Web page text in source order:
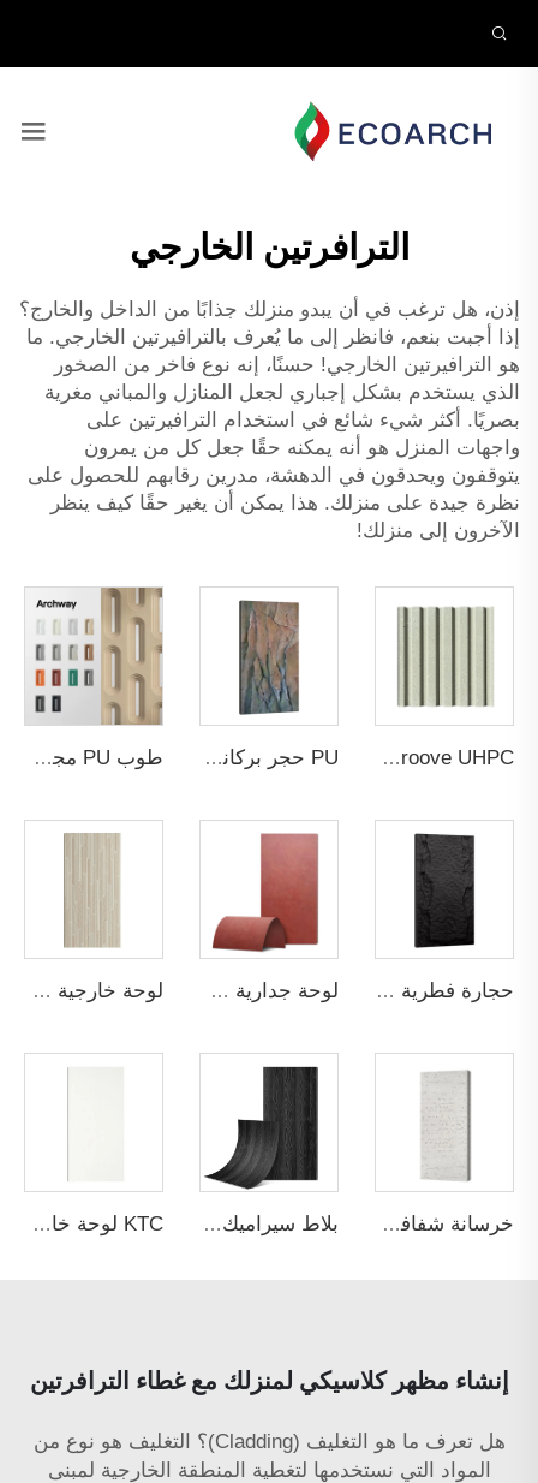
الترافرتين الخارجي
إذن، هل ترغب في أن يبدو منزلك جذابًا من الداخل والخارج؟
إذا أجبت بنعم، فانظر إلى ما يُعرف بالترافيرتين الخارجي. ما
هو الترافيرتين الخارجي! حسنًا، إنه نوع فاخر من الصخور
الذي يستخدم بشكل إجباري لجعل المنازل والمباني مغرية
بصريًا. أكثر شيء شائع في استخدام الترافيرتين على
واجهات المنزل هو أنه يمكنه حقًا جعل كل من يمرون
يتوقفون ويحدقون في الدهشة، مدرين رقابهم للحصول على
نظرة جيدة على منزلك. هذا يمكن أن يغير حقًا كيف ينظر
الآخرون إلى منزلك!
Groove UHPC الخرسانة ذات الأداء الفائق PU حجر بركاني طبيعي غلاف 05 طوب PU مجوف قوس
حجارة فطرية من البولي يوريثين باللون الأسود الداكن لوحة جدارية مذهبة فنية برسم زهرة الرمان لوحة خارجية KTC حجر ثقافي P5PSGB
خرسانة شفافة بيضاء بنمط صفوف مستقيمة بلاط سيراميك مرنة طبيعة خشبية أسود (سميك) KTC لوحة خارجية ماء عذب 61C113
إنشاء مظهر كلاسيكي لمنزلك مع غطاء الترافرتين
هل تعرف ما هو التغليف (Cladding)؟ التغليف هو نوع من
المواد التي نستخدمها لتغطية المنطقة الخارجية لمبنى